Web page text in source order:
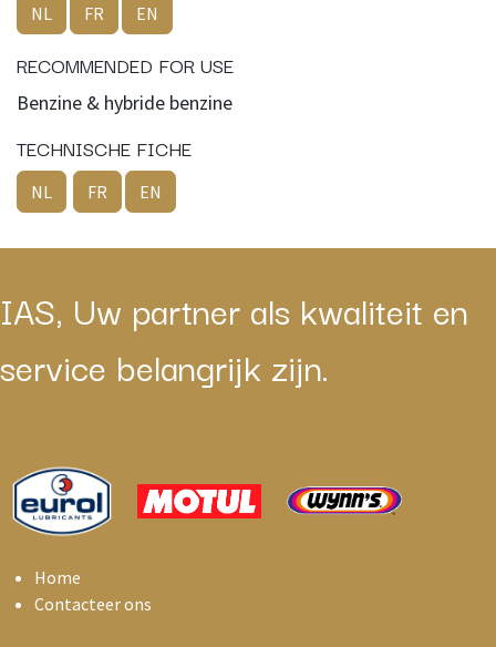
NL FR EN
RECOMMENDED FOR USE
Benzine & hybride benzine
TECHNISCHE FICHE
NL FR EN
IAS, Uw partner als kwaliteit en
service belangrijk zijn.
Home
Contacteer ons